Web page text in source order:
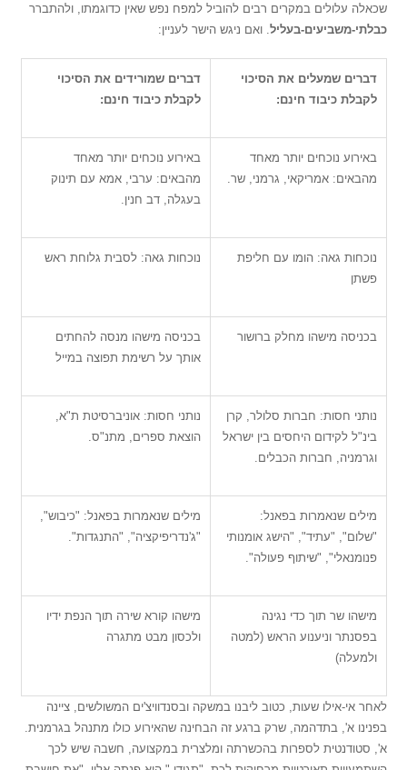
שכאלה עלולים במקרים רבים להוביל למפח נפש שאין כדוגמתו, ולהתברר
כבלתי-משביעים-בעליל . ואם ניגש הישר לעניין:
דברים שמעלים את הסיכוי
לקבלת כיבוד חינם:
דברים שמורידים את הסיכוי
לקבלת כיבוד חינם:
באירוע נוכחים יותר מאחד
מהבאים: אמריקאי, גרמני, שר.
באירוע נוכחים יותר מאחד
מהבאים: ערבי, אמא עם תינוק
בעגלה, דב חנין.
נוכחות גאה: הומו עם חליפת
פשתן
נוכחות גאה: לסבית גלוחת ראש
בכניסה מישהו מחלק ברושור
בכניסה מישהו מנסה להחתים
אותך על רשימת תפוצה במייל
נותני חסות: חברות סלולר, קרן
בינ"ל לקידום היחסים בין ישראל
וגרמניה, חברות הכבלים.
נותני חסות: אוניברסיטת ת"א,
הוצאת ספרים, מתנ"ס.
מילים שנאמרות בפאנל:
"שלום", "עתיד", "הישג אומנותי
פנומנאלי", "שיתוף פעולה".
מילים שנאמרות בפאנל: "כיבוש",
"ג'נדריפיקציה", "התנגדות".
מישהו שר תוך כדי נגינה
בפסנתר וניענוע הראש (למטה
ולמעלה)
מישהו קורא שירה תוך הנפת ידיו
ולכסון מבט מתגרה
לאחר אי-אילו שעות, כטוב ליבנו במשקה ובסנדוויצ'ים המשולשים, ציינה
בפנינו א', בתדהמה, שרק ברגע זה הבחינה שהאירוע כולו מתנהל בגרמנית.
א', סטודנטית לספרות בהכשרתה ומלצרית במקצועה, חשבה שיש לכך